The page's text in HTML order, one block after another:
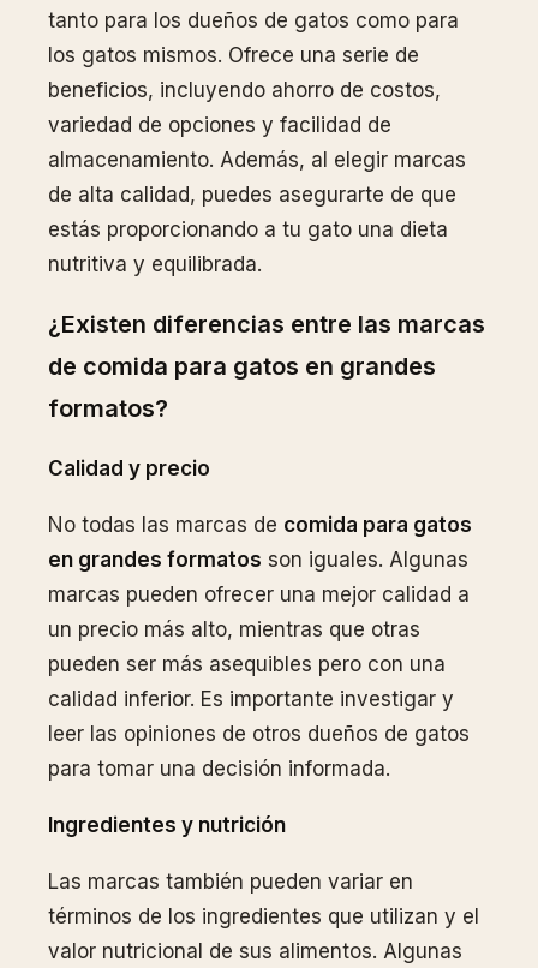
tanto para los dueños de gatos como para
los gatos mismos. Ofrece una serie de
beneficios, incluyendo ahorro de costos,
variedad de opciones y facilidad de
almacenamiento. Además, al elegir marcas
de alta calidad, puedes asegurarte de que
estás proporcionando a tu gato una dieta
nutritiva y equilibrada.
¿Existen diferencias entre las marcas
de comida para gatos en grandes
formatos?
Calidad y precio
No todas las marcas de comida para gatos
en grandes formatos son iguales. Algunas
marcas pueden ofrecer una mejor calidad a
un precio más alto, mientras que otras
pueden ser más asequibles pero con una
calidad inferior. Es importante investigar y
leer las opiniones de otros dueños de gatos
para tomar una decisión informada.
Ingredientes y nutrición
Las marcas también pueden variar en
términos de los ingredientes que utilizan y el
valor nutricional de sus alimentos. Algunas